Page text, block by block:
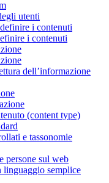
utenti
i contenuti
i contenuti
dell’informazione
(content type)
e tassonomie
persone sul web
linguaggio semplice